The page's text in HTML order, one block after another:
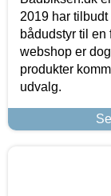
2019 har
bådudstyr til
webshop er
produkter
udvalg.